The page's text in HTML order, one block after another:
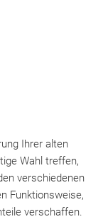
Ihrer alten
Wahl treffen,
verschiedenen
Funktionsweise,
verschaffen.